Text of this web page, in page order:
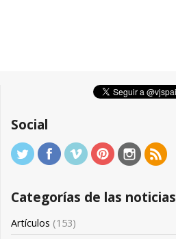
Social
Categorías de las noticias
Artículos (153)